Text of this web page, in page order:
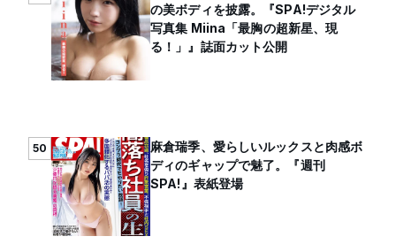
の美ボディを披露。『SPA!デジタル
写真集 Miina「最胸の超新星、現
る！」』誌面カット公開
50
麻倉瑞季、愛らしいルックスと肉感ボ
ディのギャップで魅了。『週刊
SPA!』表紙登場